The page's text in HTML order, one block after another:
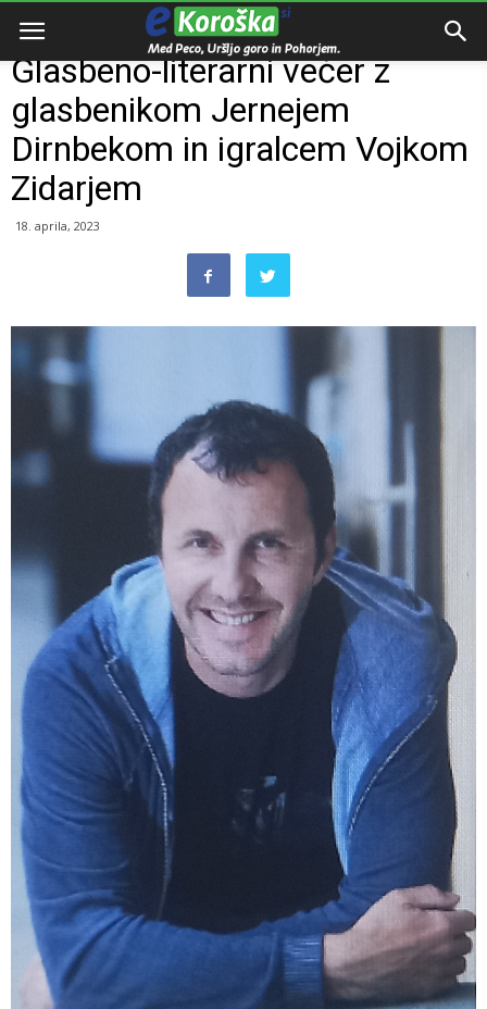
Domov
Glasbeno-literarni večer z
glasbenikom Jernejem
Dirnbekom in igralcem Vojkom
Zidarjem
18. aprila, 2023